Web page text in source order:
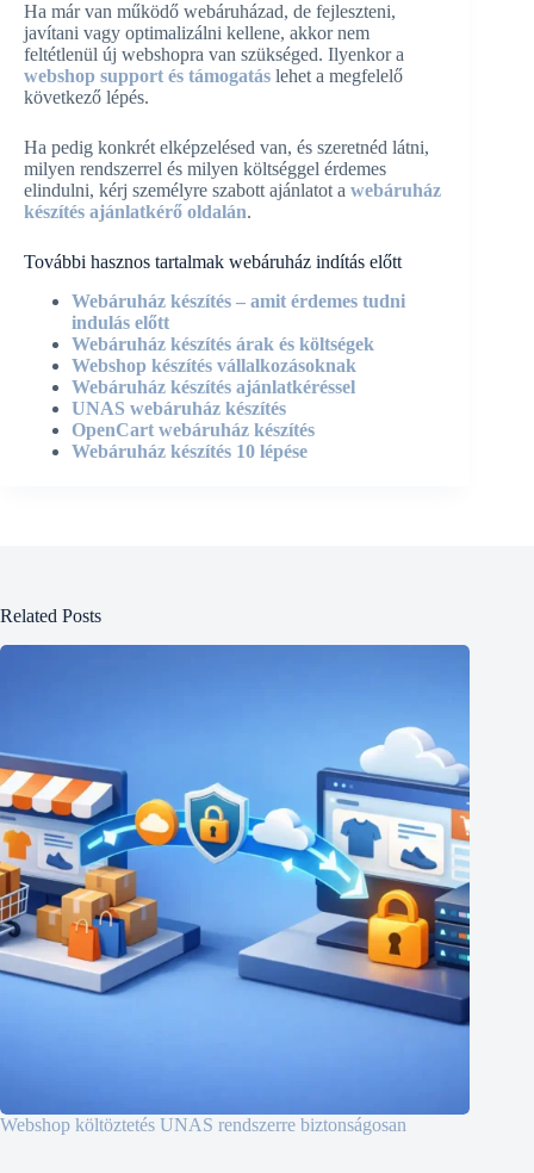
Ha már van működő webáruházad, de fejleszteni,
javítani vagy optimalizálni kellene, akkor nem
feltétlenül új webshopra van szükséged. Ilyenkor a
webshop support és támogatás lehet a megfelelő
következő lépés.
Ha pedig konkrét elképzelésed van, és szeretnéd látni,
milyen rendszerrel és milyen költséggel érdemes
elindulni, kérj személyre szabott ajánlatot a webáruház
készítés ajánlatkérő oldalán.
További hasznos tartalmak webáruház indítás előtt
Webáruház készítés – amit érdemes tudni
indulás előtt
Webáruház készítés árak és költségek
Webshop készítés vállalkozásoknak
Webáruház készítés ajánlatkéréssel
UNAS webáruház készítés
OpenCart webáruház készítés
Webáruház készítés 10 lépése
Related Posts
Webshop költöztetés UNAS rendszerre biztonságosan